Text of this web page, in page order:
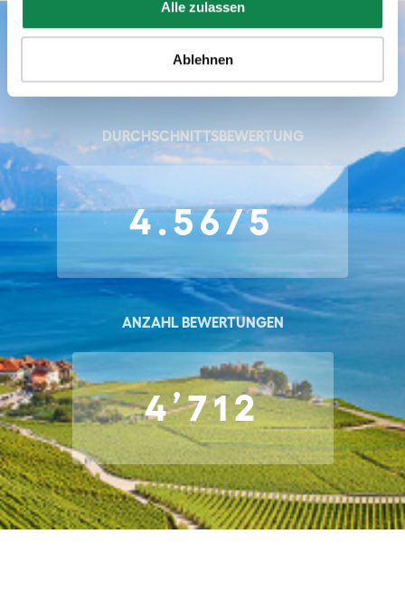
Alle zulassen
Ablehnen
Batmaid’s Bewertungen
DURCHSCHNITTSBEWERTUNG
4.56/5
ANZAHL BEWERTUNGEN
4’712